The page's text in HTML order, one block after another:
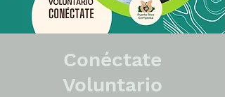
Conéctate
Voluntario